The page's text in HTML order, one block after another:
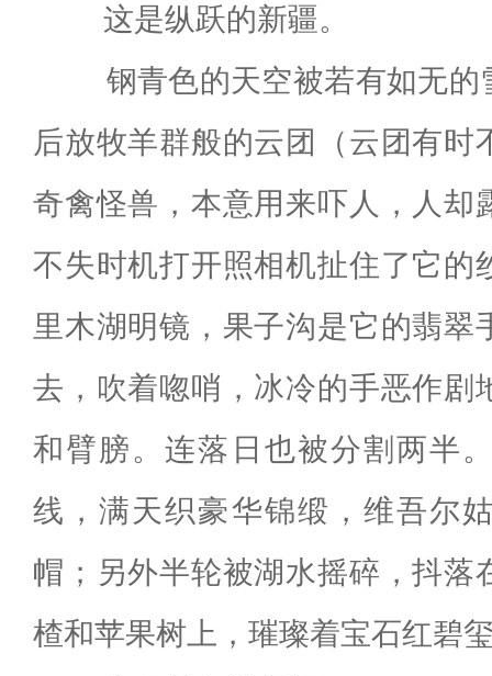
这是纵跃的新疆。
钢青色的天空被若有如无的
后放牧羊群般的云团（云团有时
奇禽怪兽，本意用来吓人，人却
不失时机打开照相机扯住了它的
里木湖明镜，果子沟是它的翡翠
去，吹着唿哨，冰冷的手恶作剧
和臂膀。连落日也被分割两半
线，满天织豪华锦缎，维吾尔
帽；另外半轮被湖水摇碎，抖落
楂和苹果树上，璀璨着宝石红碧